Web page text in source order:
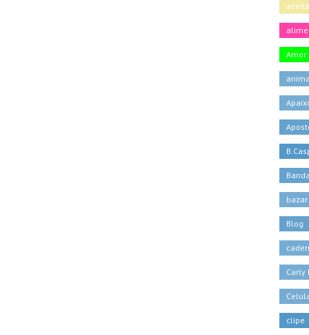
Amor
bazar
Blog
Carly
clipe